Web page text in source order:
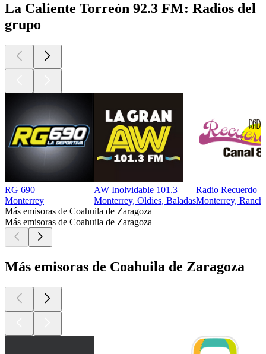
La Caliente Torreón 92.3 FM: Radios del
grupo
RG 690
Monterrey
AW Inolvidable 101.3
Monterrey, Oldies, Baladas
Radio Recuerdo
Monterrey,
Más emisoras de Coahuila de Zaragoza
Más emisoras de Coahuila de Zaragoza
Más emisoras de Coahuila de Zaragoza